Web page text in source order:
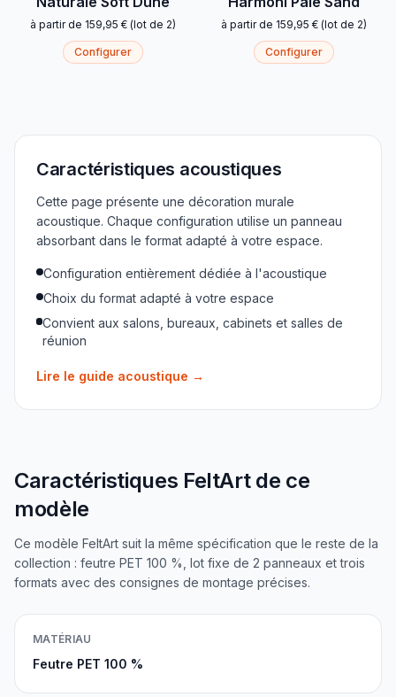
à partir de 159,95 €(lot de 2)
Configurer
à partir de 159,95 €(lot de 2)
Configurer
Caractéristiques acoustiques
Cette page présente une décoration murale
acoustique. Chaque configuration utilise un panneau
absorbant dans le format adapté à votre espace.
Configuration entièrement dédiée à l'acoustique
Choix du format adapté à votre espace
Convient aux salons, bureaux, cabinets et salles de
réunion
Lire le guide acoustique →
Caractéristiques FeltArt de ce
modèle
Ce modèle FeltArt suit la même spécification que le reste de la
collection : feutre PET 100 %, lot fixe de 2 panneaux et trois
formats avec des consignes de montage précises.
MATÉRIAU
Feutre PET 100 %